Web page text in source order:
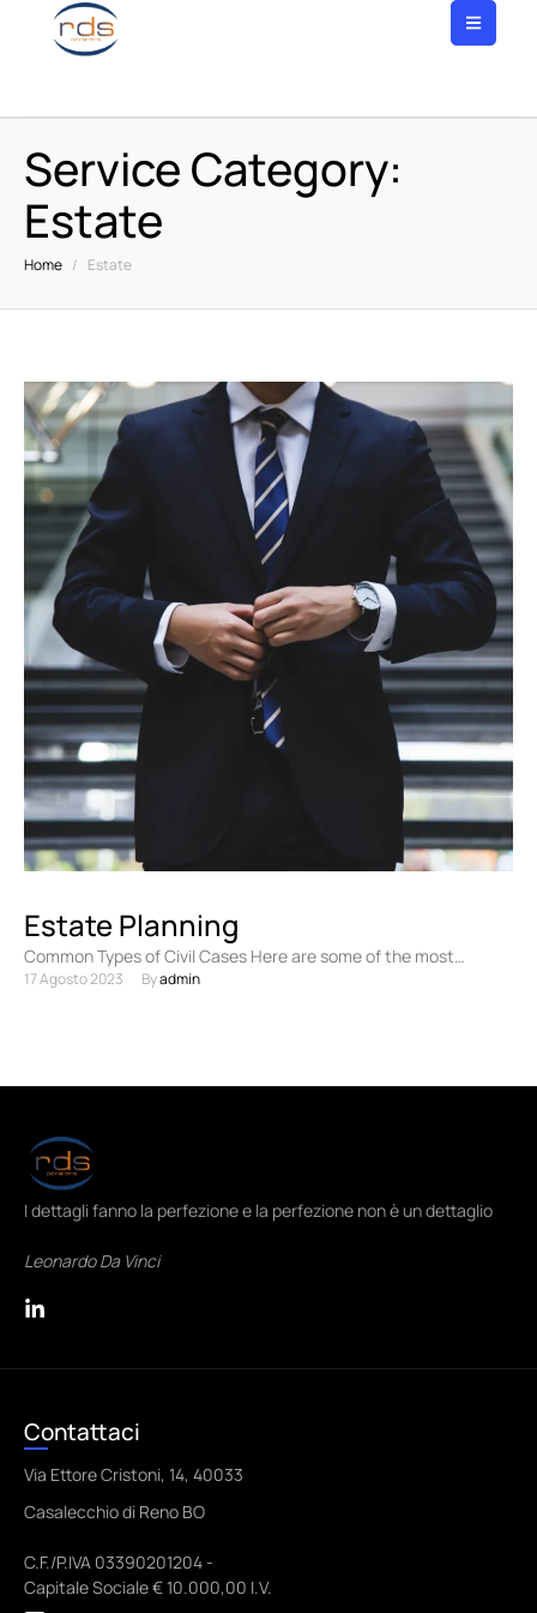
Service Category:
Estate
Home / Estate
Estate Planning
Common Types of Civil Cases Here are some of the most
common types of civil cases: Personal injury …
17 Agosto 2023 By admin
I dettagli fanno la perfezione e la perfezione non è un dettaglio
Leonardo Da Vinci
Contattaci
Via Ettore Cristoni, 14, 40033
Casalecchio di Reno BO
C.F./P.IVA 03390201204 -
Capitale Sociale € 10.000,00 I.V.